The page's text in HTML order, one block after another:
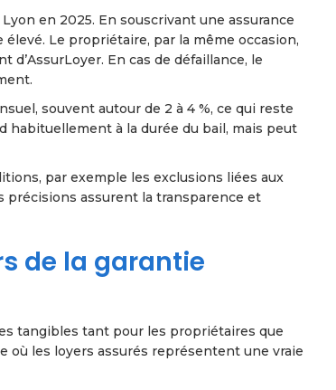
en 2025. En souscrivant une assurance
Le propriétaire, par la même occasion,
d’AssurLoyer. En cas de défaillance, le
souvent autour de 2 à 4 %, ce qui reste
habituellement à la durée du bail, mais peut
par exemple les exclusions liées aux
précisions assurent la transparence et
de la garantie
tangibles tant pour les propriétaires que
où les loyers assurés représentent une vraie